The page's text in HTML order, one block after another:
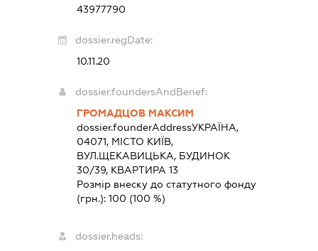
43977790
dossier.regDate:
10.11.20
dossier.foundersAndBenef:
ГРОМАДЦОВ МАКСИМ
dossier.founderAddressУКРАЇНА,
04071, МІСТО КИЇВ,
ВУЛ.ЩЕКАВИЦЬКА, БУДИНОК
30/39, КВАРТИРА 13
Розмір внеску до статутного фонду
(грн.):100 (100 %)
dossier.heads: